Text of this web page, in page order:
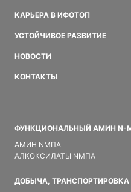
КАРЬЕРА В ИФОТОП
УСТОЙЧИВОЕ РАЗВИТИЕ
НОВОСТИ
КОНТАКТЫ
ФУНКЦИОНАЛЬНЫЙ АМИН N-
АМИН NMПA
АЛКОКСИЛАТЫ NMПA
ДОБЫЧА, ТРАНСПОРТИРОВКА